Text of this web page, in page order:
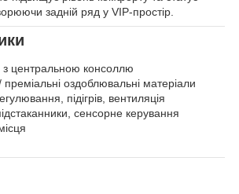
задній ряд у VIP-простір.
з центральною консоллю
преміальні оздоблювальні матеріали
підігрів, вентиляція
сенсорне керування